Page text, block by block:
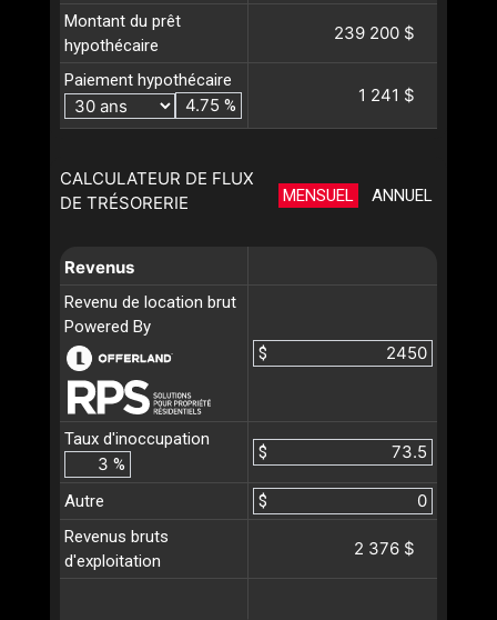
Montant du prêt
hypothécaire
239 200 $
Paiement hypothécaire
%
1 241 $
CALCULATEUR DE FLUX
DE TRÉSORERIE
MENSUEL ANNUEL
Revenus
Revenu de location brut
Powered By
$
Taux d'inoccupation
%
$
Autre
$
Revenus bruts
d'exploitation
2 376 $